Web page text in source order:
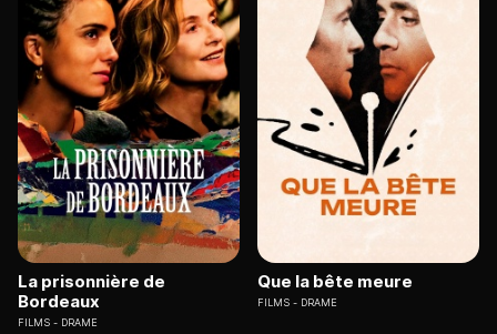
La prisonnière de
Bordeaux
FILMS DRAME
Que la bête meure
FILMS DRAME